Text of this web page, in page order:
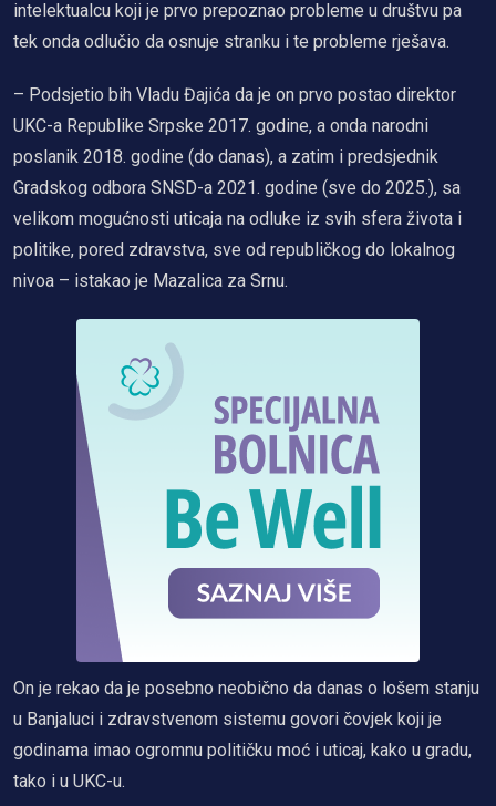
intelektualcu koji je prvo prepoznao probleme u društvu pa
tek onda odlučio da osnuje stranku i te probleme rješava.
– Podsjetio bih Vladu Đajića da je on prvo postao direktor
UKC-a Republike Srpske 2017. godine, a onda narodni
poslanik 2018. godine (do danas), a zatim i predsjednik
Gradskog odbora SNSD-a 2021. godine (sve do 2025.), sa
velikom mogućnosti uticaja na odluke iz svih sfera života i
politike, pored zdravstva, sve od republičkog do lokalnog
nivoa – istakao je Mazalica za Srnu.
On je rekao da je posebno neobično da danas o lošem stanju
u Banjaluci i zdravstvenom sistemu govori čovjek koji je
godinama imao ogromnu političku moć i uticaj, kako u gradu,
tako i u UKC-u.